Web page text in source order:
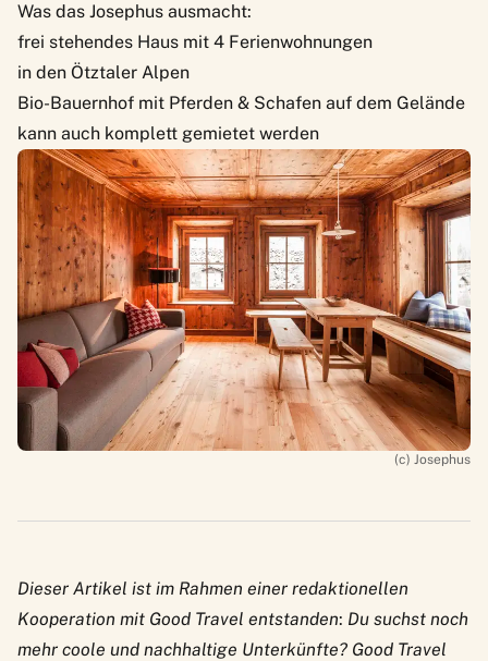
Was das Josephus ausmacht:
frei stehendes Haus mit 4 Ferienwohnungen
in den Ötztaler Alpen
Bio-Bauernhof mit Pferden & Schafen auf dem Gelände
kann auch komplett gemietet werden
(c) Josephus
Dieser Artikel ist im Rahmen einer redaktionellen
Kooperation mit Good Travel entstanden: Du suchst noch
mehr coole und nachhaltige Unterkünfte? Good Travel